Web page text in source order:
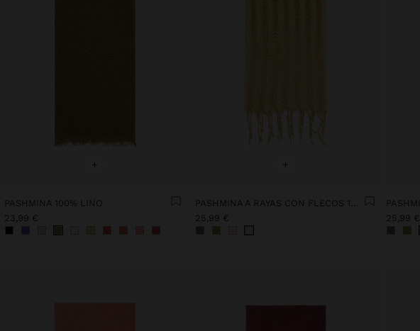
+
PASHMINA 100% LINO
23,99 €
+
PASHMINA A RAYAS CON FLECOS 100% LINO
25,99 €
25,99 €